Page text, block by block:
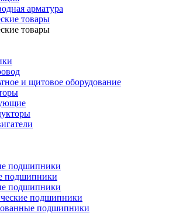
арматура
товары
товары
и щитовое оборудование
подшипники
подшипники
подшипники
подшипники
подшипники